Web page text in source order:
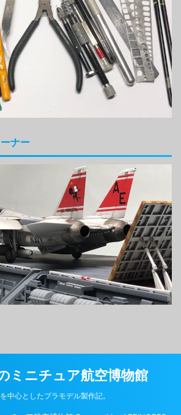
ナー
ミニチュア航空博物館
中心としたプラモデル製作記。